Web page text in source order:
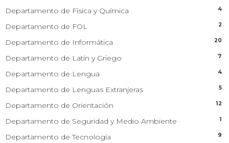
Departamento de Física y Química 4
Departamento de FOL 2
Departamento de Informática 20
Departamento de Latín y Griego 7
Departamento de Lengua 4
Departamento de Lenguas Extranjeras 5
Departamento de Orientación 12
Departamento de Seguridad y Medio Ambiente 1
Departamento de Tecnología 9